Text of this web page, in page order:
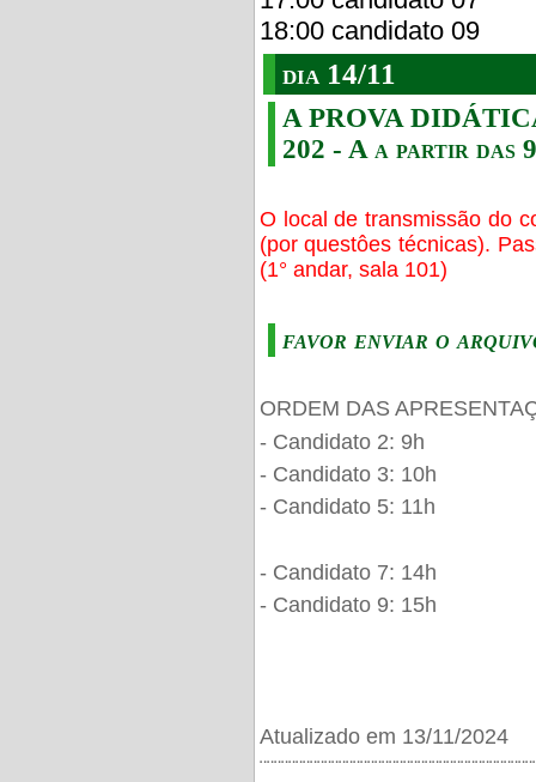
18:00 candidato 09
dia 14/11
A PROVA
202 - A a partir das
O local de transmissão do
(por questôes técnicas).
(1° andar, sala 101)
favor enviar o
ORDEM DAS
- Candidato 2: 9h
- Candidato 3: 10h
- Candidato 5: 11h
- Candidato 7: 14h
- Candidato 9: 15h
Atualizado em 13/11/2024